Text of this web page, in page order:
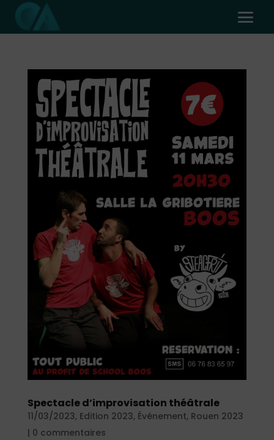
Spectacle d’improvisation théâtrale
11/03/2023, Edition 2023, Événement, Rouen 2023
| 0 commentaires